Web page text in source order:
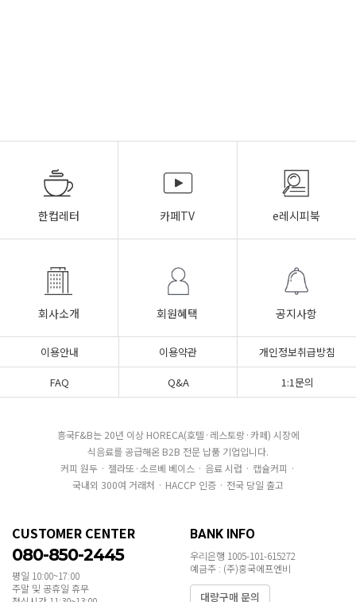
한컵레터 카페TV e레시피북
회사소개 회원혜택 공지사항
이용안내 이용약관
개인정보취급방침
FAQ
Q&A 1:1문의
흥국F&B는 20년 이상 HORECA(호텔·레스토랑·카페) 시장에
식음료를 공급해온 B2B 전문 납품 기업입니다.
커피 원두 · 젤라또·소르베 베이스 · 음료 시럽 · 캡슐커피 ·
국내외 300여 거래처 · HACCP 인증 · 전국 당일 출고
CUSTOMER CENTER
080-850-2445
평일 10:00~17:00
주말 및 공휴일 휴무
BANK INFO
우리은행 1005-101-615272
예금주 : (주)흥국에프엔비
대량구매 문의